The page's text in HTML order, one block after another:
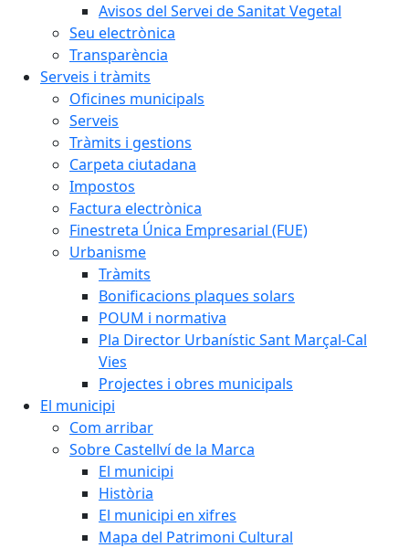
Avisos del Servei de Sanitat Vegetal
Seu electrònica
Transparència
Serveis i tràmits
Oficines municipals
Serveis
Tràmits i gestions
Carpeta ciutadana
Impostos
Factura electrònica
Finestreta Única Empresarial (FUE)
Urbanisme
Tràmits
Bonificacions plaques solars
POUM i normativa
Pla Director Urbanístic Sant Marçal-Cal
Vies
Projectes i obres municipals
El municipi
Com arribar
Sobre Castellví de la Marca
El municipi
Història
El municipi en xifres
Mapa del Patrimoni Cultural